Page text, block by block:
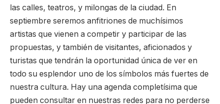
las calles, teatros, y milongas de la ciudad. En
septiembre seremos anfitriones de muchísimos
artistas que vienen a competir y participar de las
propuestas, y también de visitantes, aficionados y
turistas que tendrán la oportunidad única de ver en
todo su esplendor uno de los símbolos más fuertes de
nuestra cultura. Hay una agenda completísima que
pueden consultar en nuestras redes para no perderse